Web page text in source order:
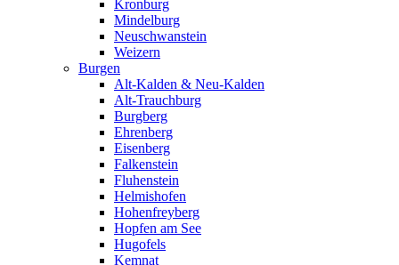
Kronburg
Mindelburg
Neuschwanstein
Weizern
Burgen
Alt-Kalden & Neu-Kalden
Alt-Trauchburg
Burgberg
Ehrenberg
Eisenberg
Falkenstein
Fluhenstein
Helmishofen
Hohenfreyberg
Hopfen am See
Hugofels
Kemnat